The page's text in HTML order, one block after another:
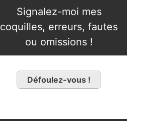
Signalez-moi mes
coquilles, erreurs, fautes
ou omissions !
Défoulez-vous !